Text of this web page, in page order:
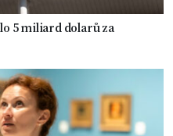
5 miliard dolarů za